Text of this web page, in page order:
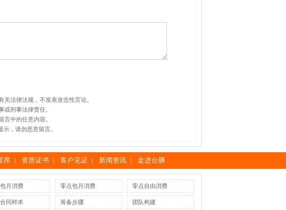
法律法规，不发表攻击性言论。
或刑事法律责任。
言中的任意内容。
，请勿恶意留言。
席 资质证书 客户见证 新闻资讯 走进台膳
月消费 零点包月消费 零点自由消费
同样本 筹备步骤 团队构建